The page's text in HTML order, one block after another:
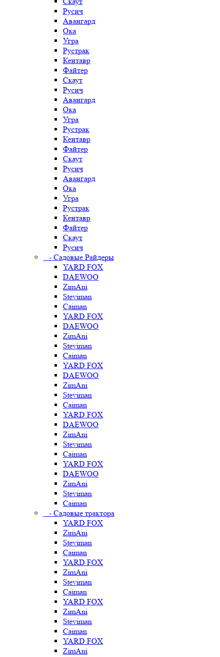
Русич
Авангард
Ока
Угра
Рустрак
Кентавр
Файтер
Скаут
Русич
Авангард
Ока
Угра
Рустрак
Кентавр
Файтер
Скаут
Русич
Авангард
Ока
Угра
Рустрак
Кентавр
Файтер
Скаут
Русич
- Садовые Райдеры
YARD FOX
DAEWOO
ZimAni
Steviman
Caiman
YARD FOX
DAEWOO
ZimAni
Steviman
Caiman
YARD FOX
DAEWOO
ZimAni
Steviman
Caiman
YARD FOX
DAEWOO
ZimAni
Steviman
Caiman
YARD FOX
DAEWOO
ZimAni
Steviman
Caiman
- Садовые трактора
YARD FOX
ZimAni
Steviman
Caiman
YARD FOX
ZimAni
Steviman
Caiman
YARD FOX
ZimAni
Steviman
Caiman
YARD FOX
ZimAni